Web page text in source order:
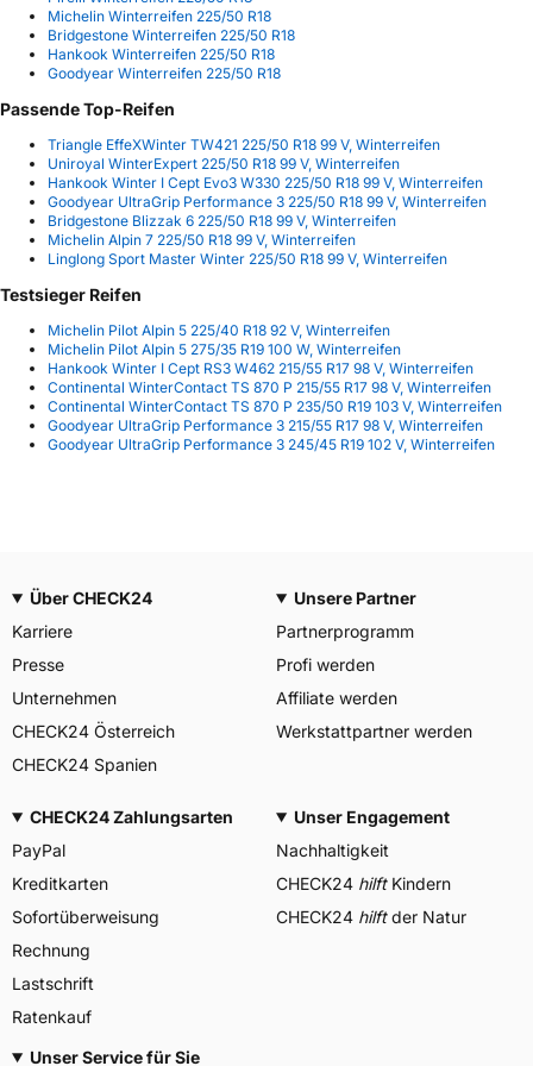
Michelin Winterreifen 225/50 R18
Bridgestone Winterreifen 225/50 R18
Hankook Winterreifen 225/50 R18
Goodyear Winterreifen 225/50 R18
Passende Top-Reifen
Triangle EffeXWinter TW421 225/50 R18 99 V, Winterreifen
Uniroyal WinterExpert 225/50 R18 99 V, Winterreifen
Hankook Winter I Cept Evo3 W330 225/50 R18 99 V, Winterreifen
Goodyear UltraGrip Performance 3 225/50 R18 99 V, Winterreifen
Bridgestone Blizzak 6 225/50 R18 99 V, Winterreifen
Michelin Alpin 7 225/50 R18 99 V, Winterreifen
Linglong Sport Master Winter 225/50 R18 99 V, Winterreifen
Testsieger Reifen
Michelin Pilot Alpin 5 225/40 R18 92 V, Winterreifen
Michelin Pilot Alpin 5 275/35 R19 100 W, Winterreifen
Hankook Winter I Cept RS3 W462 215/55 R17 98 V, Winterreifen
Continental WinterContact TS 870 P 215/55 R17 98 V, Winterreifen
Continental WinterContact TS 870 P 235/50 R19 103 V, Winterreifen
Goodyear UltraGrip Performance 3 215/55 R17 98 V, Winterreifen
Goodyear UltraGrip Performance 3 245/45 R19 102 V, Winterreifen
Über CHECK24
Karriere
Presse
Unternehmen
CHECK24 Österreich
CHECK24 Spanien
Unsere Partner
Partnerprogramm
Profi werden
Affiliate werden
Werkstattpartner werden
CHECK24 Zahlungsarten
PayPal
Kreditkarten
Sofortüberweisung
Rechnung
Lastschrift
Ratenkauf
Unser Engagement
Nachhaltigkeit
CHECK24 hilftKindern
CHECK24 hilftder Natur
Unser Service für Sie